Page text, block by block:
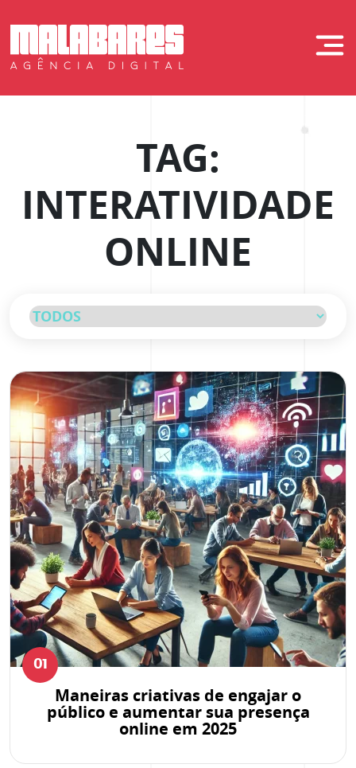
to
content
Malabares
TAG:
INTERATIVIDADE
ONLINE
01
Maneiras criativas de engajar o
público e aumentar sua presença
online em 2025